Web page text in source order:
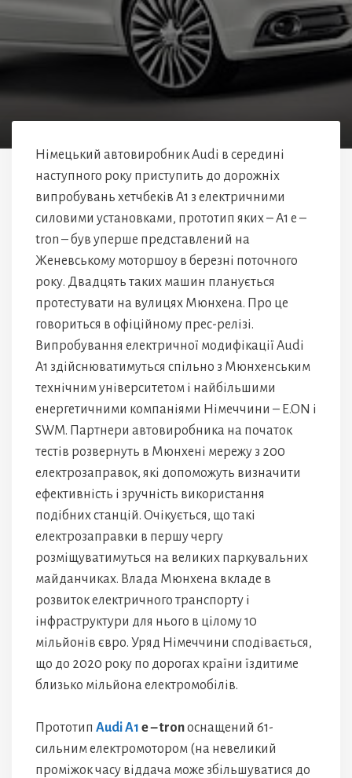
Німецький автовиробник Audi в середині
наступного року приступить до дорожніх
випробувань хетчбеків A1 з електричними
силовими установками, прототип яких – A1 e –
tron – був уперше представлений на
Женевському моторшоу в березні поточного
року. Двадцять таких машин планується
протестувати на вулицях Мюнхена. Про це
говориться в офіційному прес-релізі.
Випробування електричної модифікації Audi
A1 здійснюватимуться спільно з Мюнхенським
технічним університетом і найбільшими
енергетичними компаніями Німеччини – E.ON і
SWM. Партнери автовиробника на початок
тестів розвернуть в Мюнхені мережу з 200
електрозаправок, які допоможуть визначити
ефективність і зручність використання
подібних станцій. Очікується, що такі
електрозаправки в першу чергу
розміщуватимуться на великих паркувальних
майданчиках. Влада Мюнхена вкладе в
розвиток електричного транспорту і
інфраструктури для нього в цілому 10
мільйонів євро. Уряд Німеччини сподівається,
що до 2020 року по дорогах країни їздитиме
близько мільйона електромобілів.
Прототип Audi A1 e – tronоснащений 61-
сильним електромотором (на невеликий
проміжок часу віддача може збільшуватися до